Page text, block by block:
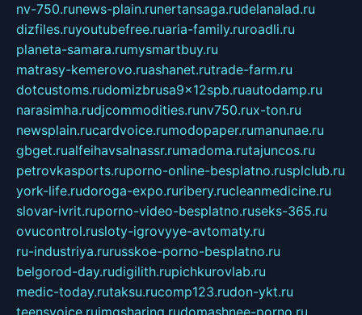
nv-750.runews-plain.runertansaga.rudelanalad.ru
dizfiles.ruyoutubefree.ruaria-family.ruroadli.ru
planeta-samara.rumysmartbuy.ru
matrasy-kemerovo.ruashanet.rutrade-farm.ru
dotcustoms.rudomizbrusa9x12spb.ruautodamp.ru
narasimha.rudjcommodities.runv750.rux-ton.ru
newsplain.rucardvoice.rumodopaper.rumanunae.ru
gbget.rualfeihavsalnassr.rumadoma.rutajuncos.ru
petrovkasports.ruporno-online-besplatno.rusplclub.ru
york-life.rudoroga-expo.ruribery.rucleanmedicine.ru
slovar-ivrit.ruporno-video-besplatno.ruseks-365.ru
ovucontrol.rusloty-igrovyye-avtomaty.ru
ru-industriya.rurusskoe-porno-besplatno.ru
belgorod-day.rudigilith.rupichkurovlab.ru
medic-today.rutaksu.rucomp123.rudon-ykt.ru